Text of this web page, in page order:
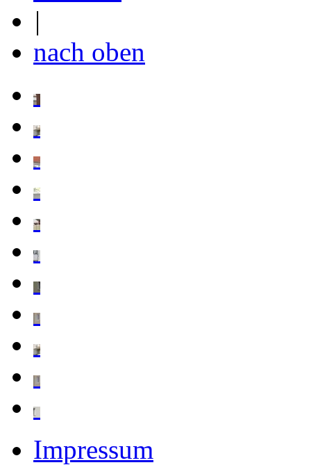
|
nach oben
Impressum